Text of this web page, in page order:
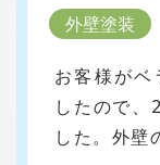
外壁塗装
お客様がベ
したので、
した。外壁